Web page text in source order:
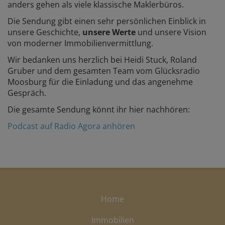
anders gehen als viele klassische Maklerbüros.
Die Sendung gibt einen sehr persönlichen Einblick in
unsere Geschichte, unsere Werte und unsere Vision
von moderner Immobilienvermittlung.
Wir bedanken uns herzlich bei Heidi Stuck, Roland
Gruber und dem gesamten Team vom Glücksradio
Moosburg für die Einladung und das angenehme
Gespräch.
Die gesamte Sendung könnt ihr hier nachhören:
Podcast auf Radio Agora anhören
Home
Immobilien